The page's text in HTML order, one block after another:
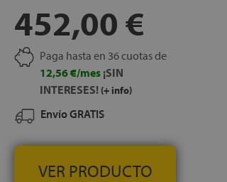
452,00 €
Paga hasta en 36 cuotas de
12,56 €/mes ¡SIN
INTERESES! (+ info)
Envío GRATIS
VER PRODUCTO